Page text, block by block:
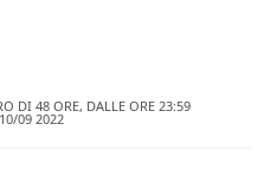
DI 48 ORE, DALLE ORE 23:59
09 2022